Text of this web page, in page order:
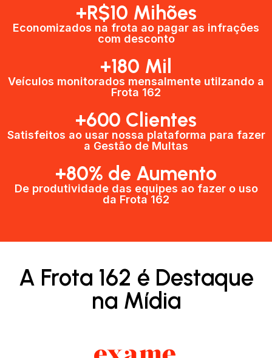
+R$10 Mihões
Economizados na frota ao pagar as infrações
com desconto
+180 Mil
Veículos monitorados mensalmente utilzando a
Frota 162
+600 Clientes​
Satisfeitos ao usar nossa plataforma para fazer
a Gestão de Multas​
+80% de Aumento
De produtividade das equipes ao fazer o uso
da Frota 162​
A Frota 162 é Destaque
na Mídia